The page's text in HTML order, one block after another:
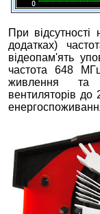
При
додатках)
відеопам'ять
частота 648
живлення та
вентиляторів до